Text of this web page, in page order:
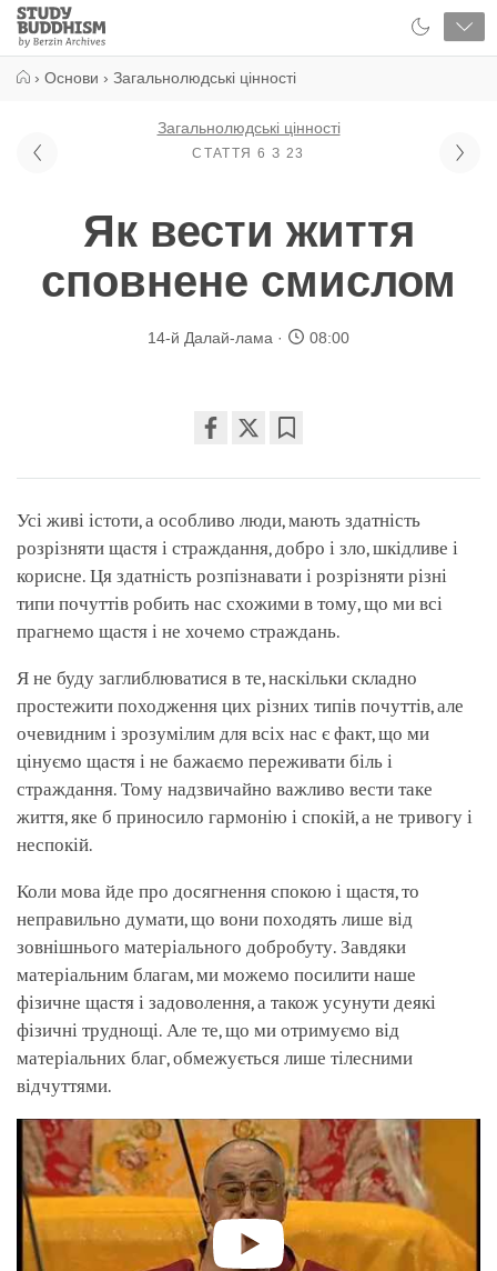
Close
Study
Buddhism
› Основи › Загальнолюдські цінності
Загальнолюдські цінності
СТАТТЯ 6 З 23
Як вести життя
сповнене смислом
14-й Далай-лама 08:00
on
facebook
Усі живі істоти, а особливо люди, мають здатність
розрізняти щастя і страждання, добро і зло, шкідливе і
корисне. Ця здатність розпізнавати і розрізняти різні
типи почуттів робить нас схожими в тому, що ми всі
прагнемо щастя і не хочемо страждань.
Я не буду заглиблюватися в те, наскільки складно
простежити походження цих різних типів почуттів, але
очевидним і зрозумілим для всіх нас є факт, що ми
цінуємо щастя і не бажаємо переживати біль і
страждання. Тому надзвичайно важливо вести таке
життя, яке б приносило гармонію і спокій, а не тривогу і
неспокій.
Коли мова йде про досягнення спокою і щастя, то
неправильно думати, що вони походять лише від
зовнішнього матеріального добробуту. Завдяки
матеріальним благам, ми можемо посилити наше
фізичне щастя і задоволення, а також усунути деякі
фізичні труднощі. Але те, що ми отримуємо від
матеріальних благ, обмежується лише тілесними
відчуттями.